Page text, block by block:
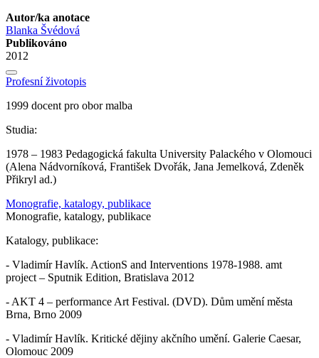
Autor/ka anotace
Blanka Švédová
Publikováno
2012
Profesní životopis
1999 docent pro obor malba
Studia:
1978 – 1983 Pedagogická fakulta University Palackého v Olomouci
(Alena Nádvorníková, František Dvořák, Jana Jemelková, Zdeněk
Přikryl ad.)
Monografie, katalogy, publikace
Monografie, katalogy, publikace
Katalogy, publikace:
- Vladimír Havlík. ActionS and Interventions 1978-1988. amt
project – Sputnik Edition, Bratislava 2012
- AKT 4 – performance Art Festival. (DVD). Dům umění města
Brna, Brno 2009
- Vladimír Havlík. Kritické dějiny akčního umění. Galerie Caesar,
Olomouc 2009